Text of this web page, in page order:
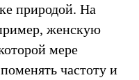
природой. На
женскую
мере
частоту и